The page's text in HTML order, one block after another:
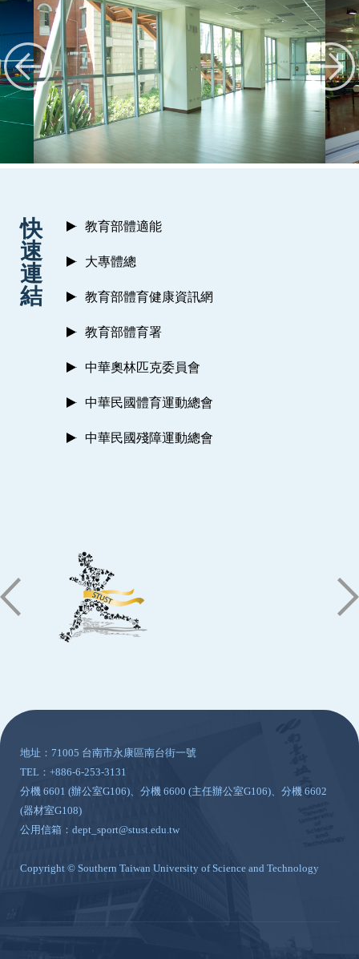
快
速
連
結
教育部體適能
大專體總
教育部體育健康資訊網
教育部體育署
中華奧林匹克委員會
中華民國體育運動總會
中華民國殘障運動總會
地址：71005 台南市永康區南台街一號
TEL：+886-6-253-3131
分機 6601 (辦公室G106)、分機 6600 (主任辦公室G106)、分機 6602
(器材室G108)
公用信箱：dept_sport@stust.edu.tw
Copyright © Southern Taiwan University of Science and Technology